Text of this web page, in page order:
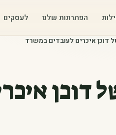
הפתרונות שלנו לעסקים
דוכן איכרים לעובדים במשרד
דוכן